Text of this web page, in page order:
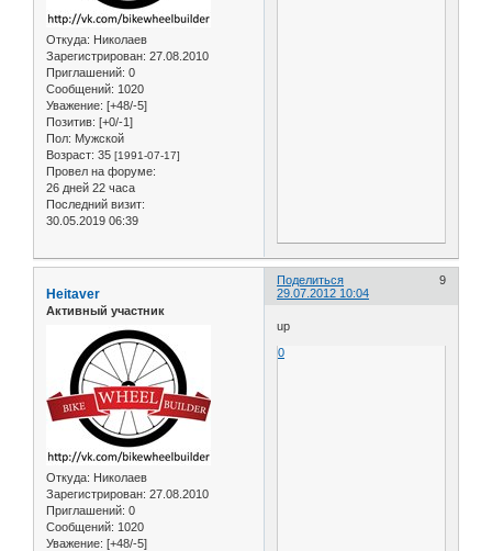
Откуда: Николаев
Зарегистрирован: 27.08.2010
Приглашений: 0
Сообщений: 1020
Уважение: [+48/-5]
Позитив: [+0/-1]
Пол: Мужской
Возраст: 35 [1991-07-17]
Провел на форуме:
26 дней 22 часа
Последний визит:
30.05.2019 06:39
Поделиться
9
29.07.2012 10:04
Heitaver
Активный участник
Откуда: Николаев
Зарегистрирован: 27.08.2010
Приглашений: 0
Сообщений: 1020
Уважение: [+48/-5]
up
0